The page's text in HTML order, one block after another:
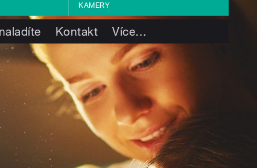
KAMERY
Kontakt Více…